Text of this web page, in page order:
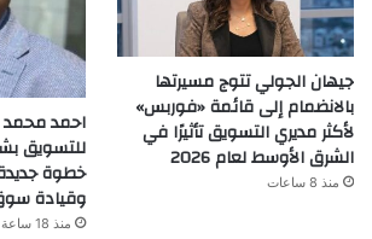
جيهان الجولي تتوج مسيرتها
بالانضمام إلى قائمة «فوربس»
لأكثر مديري التسويق تأثيرًا في
الشرق الأوسط لعام 2026
منذ 8 ساعات
احمد محمد
للتسويق
خطوة جديدة
وقيادة
منذ 18 ساعة